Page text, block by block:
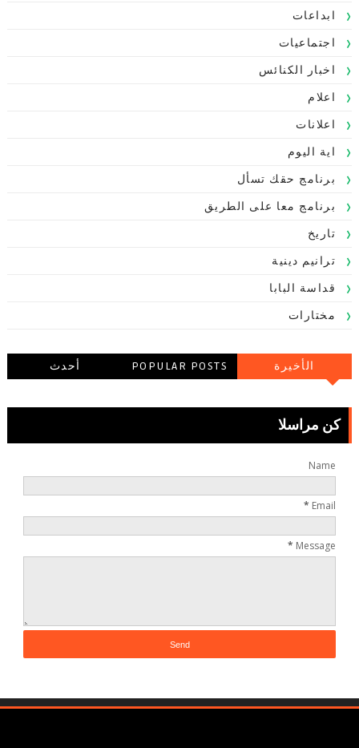
ابداعات
اجتماعيات
اخبار الكنائس
اعلام
اعلانات
اية اليوم
برنامج حقك تسأل
برنامج معا على الطريق
تاريخ
ترانيم دينية
قداسة البابا
مختارات
الأخيرة POPULAR POSTS
أحدث
كن مراسلا
Name
Email
*
Message
*